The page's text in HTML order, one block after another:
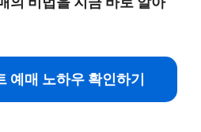
예매 노하우 확인하기